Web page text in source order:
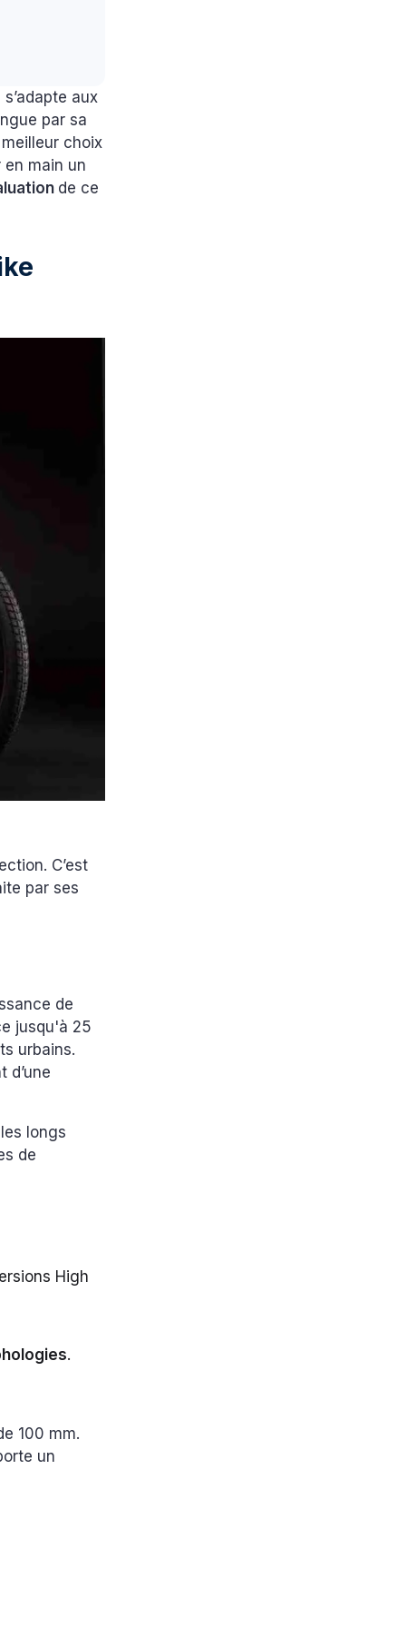
aux
par sa
choix
en main un
de ce
C’est
par ses
de
jusqu'à 25
urbains.
d’une
longs
de
High
.
100 mm.
un